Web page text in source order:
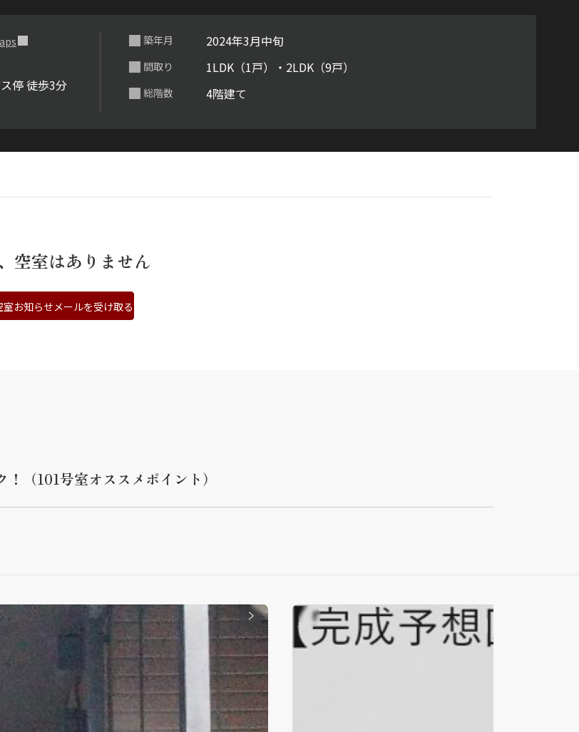
停 徒歩3分
築年月 2024年3月中旬
間取り 1LDK（1戸）・2LDK（9戸）
総階数 4階建て
空室はありません
室お知らせメールを受け取る
（101号室オススメポイント）